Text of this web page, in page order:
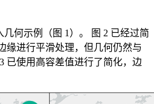
何示例（图 1）。 图 2 已经过简
缘进行平滑处理，但几何仍然与
已使用高容差值进行了简化，边